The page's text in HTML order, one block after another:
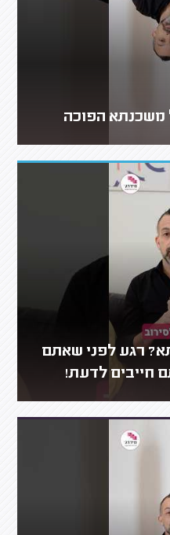
משכנתא הפוכה
רגע לפני שאתם
חייבים לדעת!